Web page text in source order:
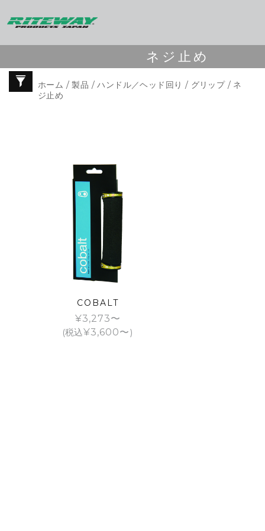
ネジ止め
ホーム /製品 /ハンドル／ヘッド回り / グリップ/ ネ
ジ止め
COBALT
¥3,273
(税込¥3,600 )